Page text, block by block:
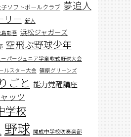
ソフトボールクラブ 夢追人
リー 新人
彰吾 浜松ジャガーズ
空飛ぶ野球少年
パージュニア学童軟式野球大会
ルスター大会 篠原グリーンズ
ごと 能力覚醒講座
ッツ
学校
野球 開成中学校吹奏楽部